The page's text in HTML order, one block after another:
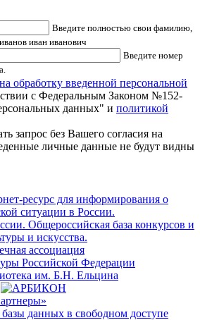
Введите полностью свои фамилию,
иван иванович
Введите номер
обработку введенной персональной
с Федеральным Законом №152-
данных" и политикой
запрос без Вашего согласия на
личные данные не будут видны